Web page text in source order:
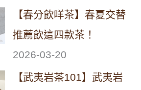
【春分飲咩茶】春夏交替
推薦飲這四款茶！
2026-03-20
【武夷岩茶101】武夷岩